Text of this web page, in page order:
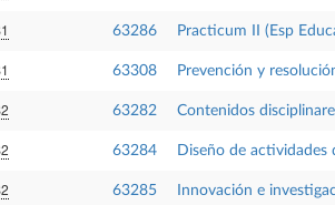
63286 Practicum II (Esp
63308 Prevención y
63282 Contenidos
63284 Diseño de actividades
63285 Innovación e